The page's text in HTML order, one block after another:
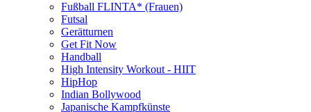
Fußball FLINTA* (Frauen)
Futsal
Gerätturnen
Get Fit Now
Handball
High Intensity Workout - HIIT
HipHop
Indian Bollywood
Japanische Kampfkünste